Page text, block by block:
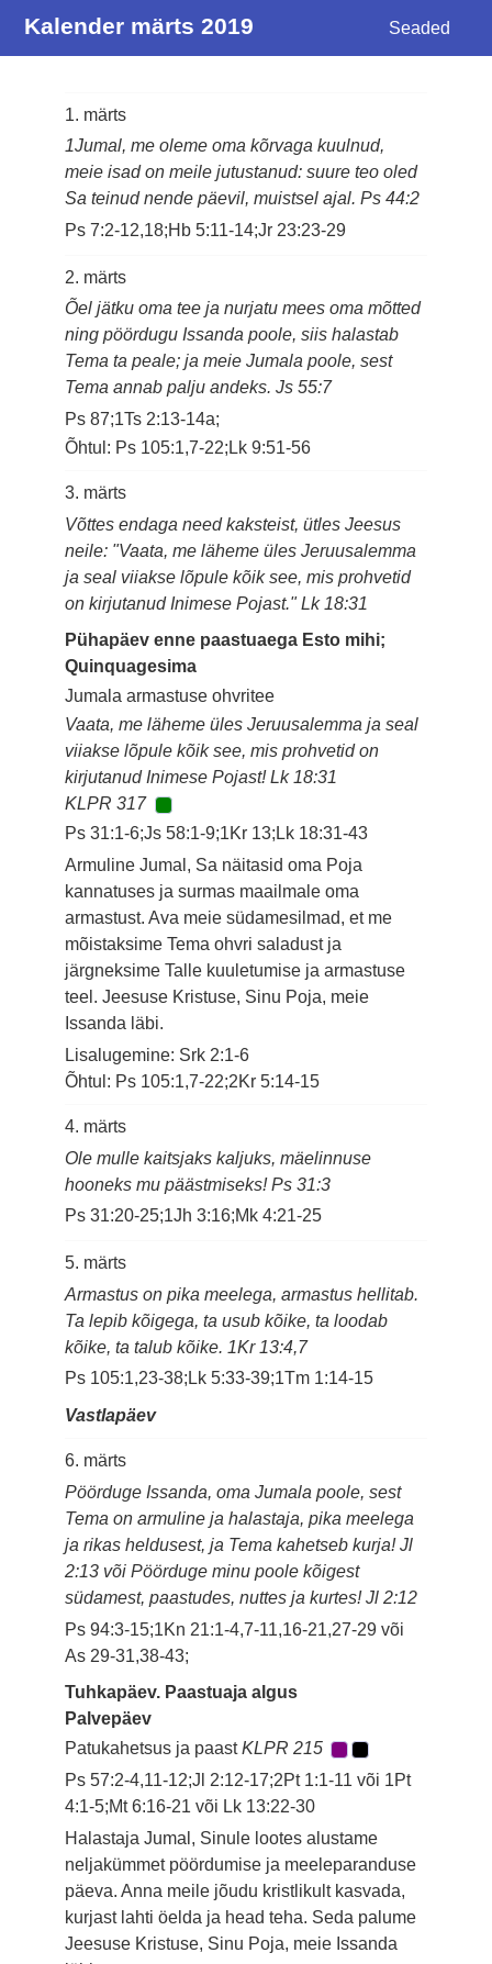
Kalender märts 2019 Seaded
1. märts
1Jumal, me oleme oma kõrvaga kuulnud,
meie isad on meile jutustanud: suure teo oled
Sa teinud nende päevil, muistsel ajal. Ps 44:2
Ps 7:2-12,18;Hb 5:11-14;Jr 23:23-29
2. märts
Õel jätku oma tee ja nurjatu mees oma mõtted
ning pöördugu Issanda poole, siis halastab
Tema ta peale; ja meie Jumala poole, sest
Tema annab palju andeks. Js 55:7
Ps 87;1Ts 2:13-14a;
Õhtul: Ps 105:1,7-22;Lk 9:51-56
3. märts
Võttes endaga need kaksteist, ütles Jeesus
neile: "Vaata, me läheme üles Jeruusalemma
ja seal viiakse lõpule kõik see, mis prohvetid
on kirjutanud Inimese Pojast." Lk 18:31
Pühapäev enne paastuaega Esto mihi;
Quinquagesima
Jumala armastuse ohvritee
Vaata, me läheme üles Jeruusalemma ja seal
viiakse lõpule kõik see, mis prohvetid on
kirjutanud Inimese Pojast! Lk 18:31
KLPR 317
Ps 31:1-6;Js 58:1-9;1Kr 13;Lk 18:31-43
Armuline Jumal, Sa näitasid oma Poja
kannatuses ja surmas maailmale oma
armastust. Ava meie südamesilmad, et me
mõistaksime Tema ohvri saladust ja
järgneksime Talle kuuletumise ja armastuse
teel. Jeesuse Kristuse, Sinu Poja, meie
Issanda läbi.
Lisalugemine: Srk 2:1-6
Õhtul: Ps 105:1,7-22;2Kr 5:14-15
4. märts
Ole mulle kaitsjaks kaljuks, mäelinnuse
hooneks mu päästmiseks! Ps 31:3
Ps 31:20-25;1Jh 3:16;Mk 4:21-25
5. märts
Armastus on pika meelega, armastus hellitab.
Ta lepib kõigega, ta usub kõike, ta loodab
kõike, ta talub kõike. 1Kr 13:4,7
Ps 105:1,23-38;Lk 5:33-39;1Tm 1:14-15
Vastlapäev
6. märts
Pöörduge Issanda, oma Jumala poole, sest
Tema on armuline ja halastaja, pika meelega
ja rikas heldusest, ja Tema kahetseb kurja! Jl
2:13 või Pöörduge minu poole kõigest
südamest, paastudes, nuttes ja kurtes! Jl 2:12
Ps 94:3-15;1Kn 21:1-4,7-11,16-21,27-29 või
As 29-31,38-43;
Tuhkapäev. Paastuaja algus
Palvepäev
Patukahetsus ja paast KLPR 215
Ps 57:2-4,11-12;Jl 2:12-17;2Pt 1:1-11 või 1Pt
4:1-5;Mt 6:16-21 või Lk 13:22-30
Halastaja Jumal, Sinule lootes alustame
neljakümmet pöördumise ja meeleparanduse
päeva. Anna meile jõudu kristlikult kasvada,
kurjast lahti öelda ja head teha. Seda palume
Jeesuse Kristuse, Sinu Poja, meie Issanda